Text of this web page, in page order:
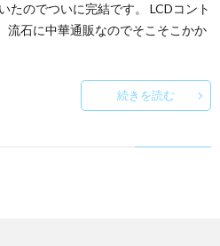
たのでついに完結です。 LCDコント
流石に中華通販なのでそこそこかか
続きを読む